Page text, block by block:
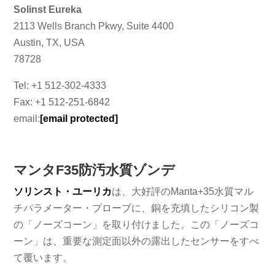
Solinst Eureka
2113 Wells Branch Pkwy, Suite 4400
Austin, TX, USA
78728
Tel: +1 512-302-4333
Fax: +1 512-251-6842
email: [email protected]
マンタF35防汚水質ゾンデ
ソリンスト・ユーリカは、大好評のManta+35水質マル
チパラメーター・プローブに、銅を充填したシリコン製
の「ノーズコーン」を取り付けました。この「ノーズコ
ーン」は、重要な測定面以外の露出したセンサーをすべ
て覆います。